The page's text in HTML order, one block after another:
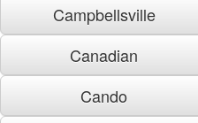
Campbellsville
Canadian
Cando